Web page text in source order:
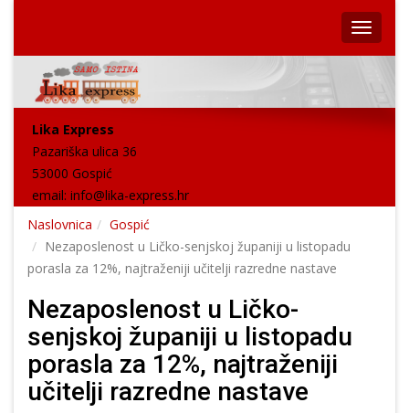
Lika Express
Pazariška ulica 36
53000 Gospić
email: info@lika-express.hr
Naslovnica
Gospić
Nezaposlenost u Ličko-senjskoj županiji u listopadu
porasla za 12%, najtraženiji učitelji razredne nastave
Nezaposlenost u Ličko-
senjskoj županiji u listopadu
porasla za 12%, najtraženiji
učitelji razredne nastave